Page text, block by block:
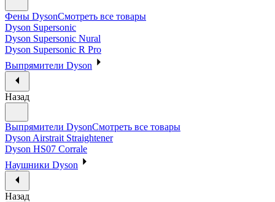
Фены DysonСмотреть все товары
Dyson Supersonic
Dyson Supersonic Nural
Dyson Supersonic R Pro
Выпрямители Dyson
Назад
Выпрямители DysonСмотреть все товары
Dyson Airstrait Straightener
Dyson HS07 Corrale
Наушники Dyson
Назад